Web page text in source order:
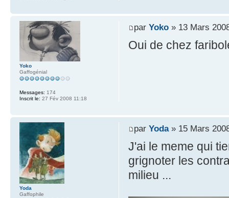
par Yoko» 13 Mars
Oui de chez
Yoko
Gaffogénial
Messages: 174
Inscrit le: 27 Fév 2008 11:18
par Yoda» 15 Mars
J'ai le meme qui
grignoter les
milieu ...
Yoda
Gaffophile